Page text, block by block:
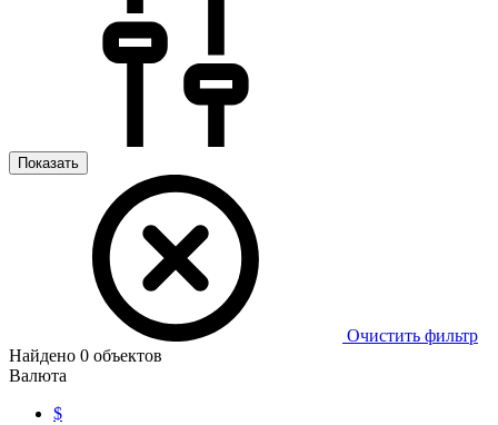
Показать
Очистить фильтр
Найдено 0 объектов
Валюта
$